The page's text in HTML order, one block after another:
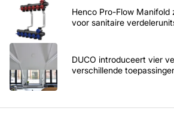
Henco Pro-Flow
voor sanitaire
DUCO introduceert vier
verschillende